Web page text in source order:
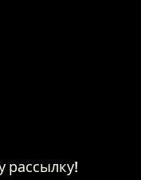
рассылку!